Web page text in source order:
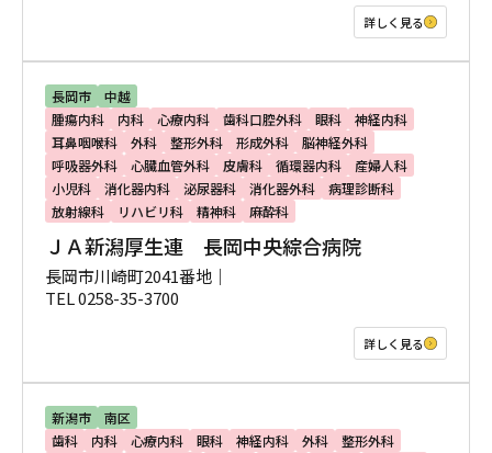
詳しく見る
長岡市
中越
腫瘍内科
内科 心療内科 歯科口腔外科 眼科
神経内科
耳鼻咽喉科
外科 整形外科 形成外科
脳神経外科
呼吸器外科
心臓血管外科 皮膚科 循環器内科
産婦人科
小児科
消化器内科 泌尿器科 消化器外科
病理診断科
放射線科
リハビリ科 精神科 麻酔科
ＪＡ新潟厚生連 長岡中央綜合病院
長岡市川崎町2041番地｜
TEL 0258-35-3700
詳しく見る
新潟市
南区
歯科
内科 心療内科 眼科 神経内科 外科
整形外科